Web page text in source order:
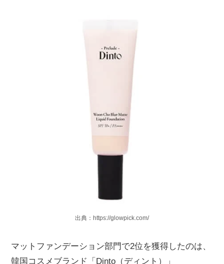
出典：https://glowpick.com/
マットファンデーション部門で2位を獲得したのは、
韓国コスメブランド「Dinto（ディント）」